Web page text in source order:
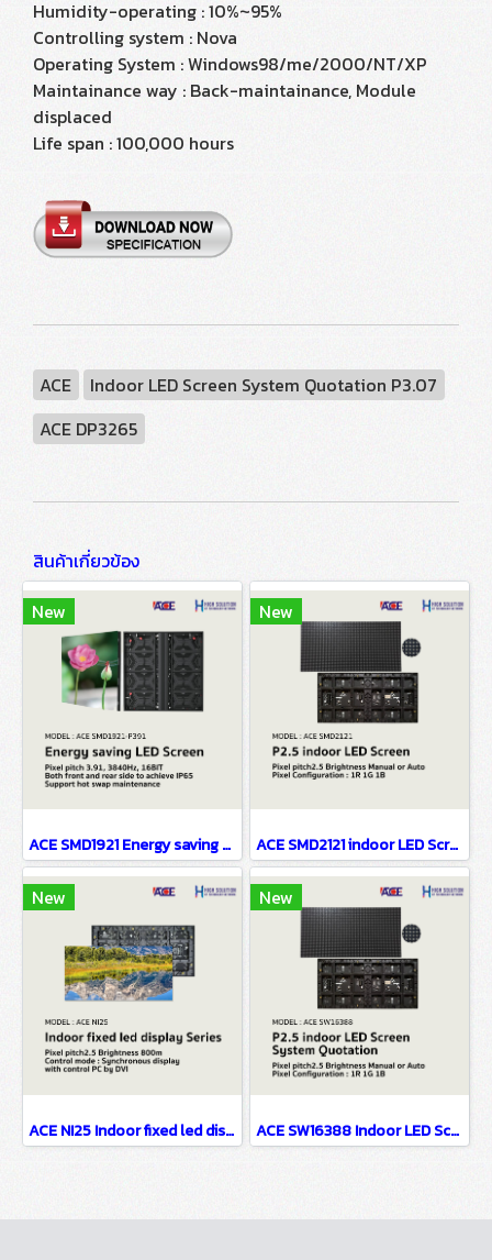
Humidity-operating : 10%~95%
Controlling system : Nova
Operating System : Windows98/me/2000/NT/XP
Maintainance way : Back-maintainance, Module
displaced
Life span : 100,000 hours
ACE
Indoor LED Screen System Quotation P3.07
ACE DP3265
สินค้าเกี่ยวข้อง
New
ACE SMD1921 Energy saving LED Screen P3.91
New
ACE SMD2121 indoor LED Screen P2.5
New
ACE NI25 Indoor fixed led display Series P2.5 Brightness 800m
New
ACE SW16388 Indoor LED Screen System Quotation P2.5